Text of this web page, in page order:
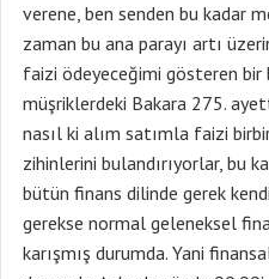
verene, ben senden bu kadar
zaman bu ana parayı artı
faizi ödeyeceğimi gösteren bir
müşriklerdeki Bakara 275.
nasıl ki alım satımla faizi
zihinlerini bulandırıyorlar, bu
bütün finans dilinde gerek
gerekse normal geleneksel
karışmış durumda. Yani